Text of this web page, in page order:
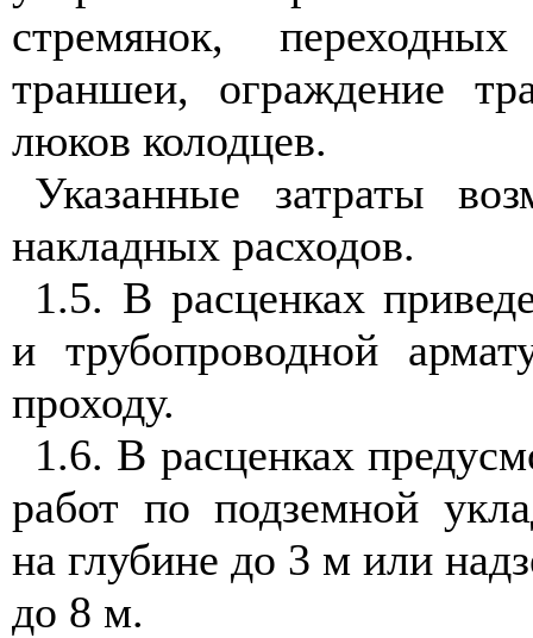
стремянок,
траншеи, ограждение
люков колодцев.
Указанные затраты
накладных расходов.
1.5. В расценках
и трубопроводной
проходу.
1.6. В расценках
работ по подземной
на глубине до 3 м или
до 8 м.